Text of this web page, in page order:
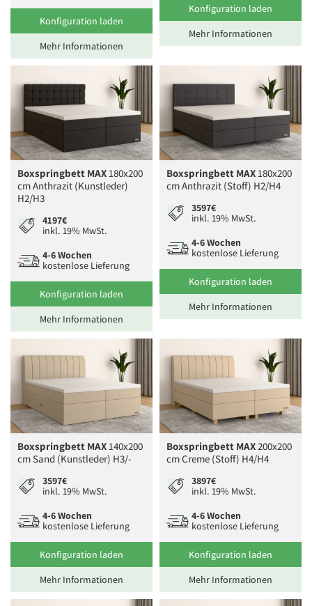
Konfiguration laden
Mehr Informationen
Konfiguration laden
Mehr Informationen
Boxspringbett MAX180x200
cm Anthrazit (Kunstleder)
H2/H3
4197€
inkl. 19% MwSt.
4-6 Wochen
kostenlose Lieferung
Konfiguration laden
Mehr Informationen
Boxspringbett MAX180x200
cm Anthrazit (Stoff) H2/H4
3597€
inkl. 19% MwSt.
4-6 Wochen
kostenlose Lieferung
Konfiguration laden
Mehr Informationen
Boxspringbett MAX140x200
cm Sand (Kunstleder) H3/-
3597€
inkl. 19% MwSt.
4-6 Wochen
kostenlose Lieferung
Konfiguration laden
Mehr Informationen
Boxspringbett MAX200x200
cm Creme (Stoff) H4/H4
3897€
inkl. 19% MwSt.
4-6 Wochen
kostenlose Lieferung
Konfiguration laden
Mehr Informationen